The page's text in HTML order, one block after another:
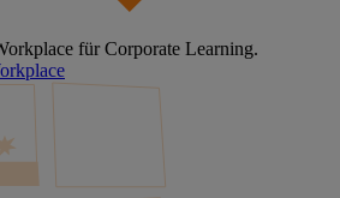
für Corporate Learning.